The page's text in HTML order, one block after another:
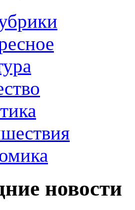
новости